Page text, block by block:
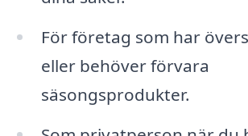
För företag som har
eller behöver förvara
säsongsprodukter.